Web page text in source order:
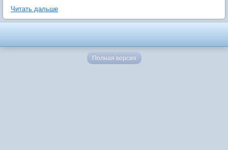
Читать дальше
Полная версия